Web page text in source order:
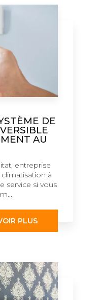
DE
AU
entreprise
à
service si vous
PLUS